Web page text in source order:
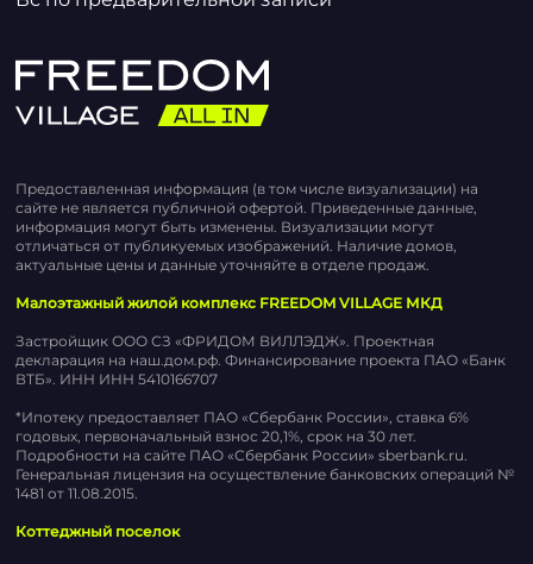
Предоставленная информация (в том числе визуализации) на
сайте не является публичной офертой. Приведенные данные,
информация могут быть изменены. Визуализации могут
отличаться от публикуемых изображений. Наличие домов,
актуальные цены и данные уточняйте в отделе продаж.
Малоэтажный жилой комплекс FREEDOM VILLAGE МКД
Застройщик ООО СЗ «ФРИДОМ ВИЛЛЭДЖ». Проектная
декларация на наш.дом.рф. Финансирование проекта ПАО «Банк
ВТБ». ИНН ИНН 5410166707
*Ипотеку предоставляет ПАО «Сбербанк России», ставка 6%
годовых, первоначальный взнос 20,1%, срок на 30 лет.
Подробности на сайте ПАО «Сбербанк России» sberbank.ru.
Генеральная лицензия на осуществление банковских операций №
1481 от 11.08.2015.
Коттеджный поселок